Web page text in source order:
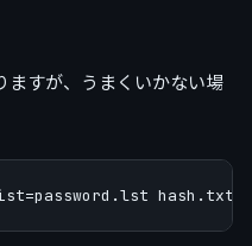
ますが、うまくいかない場